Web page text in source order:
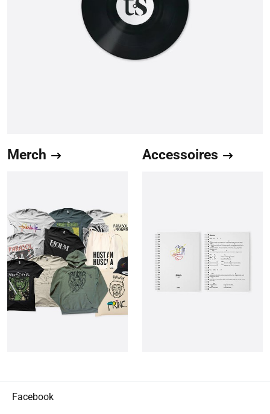
Merch Accessoires
Facebook